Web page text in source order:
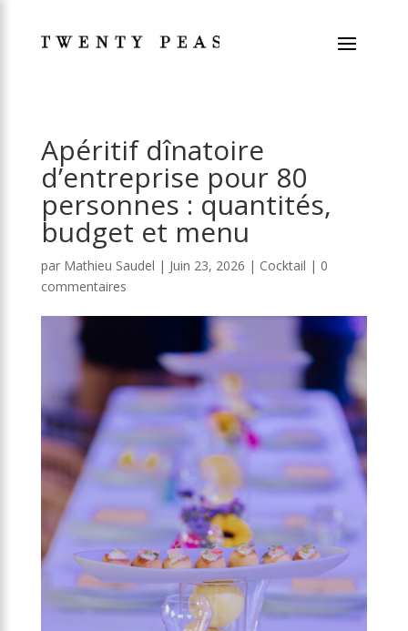
Apéritif dînatoire
d’entreprise pour 80
personnes : quantités,
budget et menu
par Mathieu Saudel | Juin 23, 2026 | Cocktail | 0
commentaires